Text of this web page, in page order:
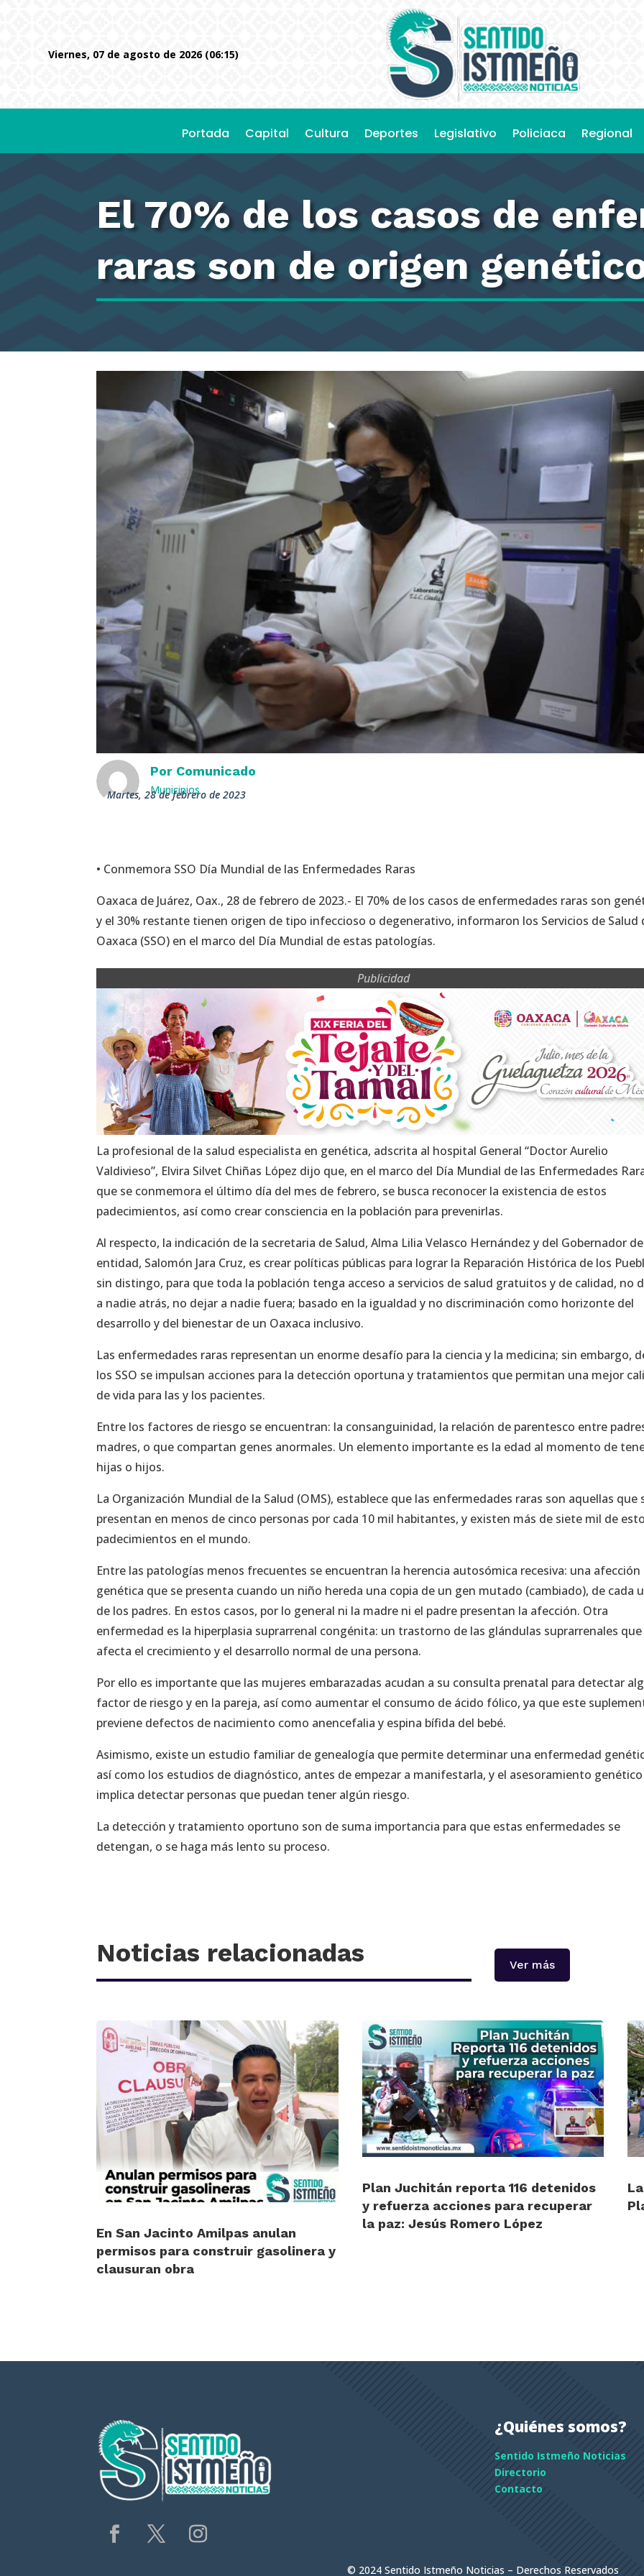
viernes, 07 de agosto de 2026 (06:15)
Portada Capital Cultura Deportes Legislativo Policiaca Regional
El 70% de los casos de
raras son de origen
Por Comunicado
Municipios
martes, 28 de febrero de 2023
• Conmemora SSO Día Mundial de las Enfermedades Raras
Oaxaca de Juárez, Oax., 28 de febrero de 2023.- El 70% de los casos de enfermedades raras son
y el 30% restante tienen origen de tipo infeccioso o degenerativo, informaron los Servicios de Salud
Oaxaca (SSO) en el marco del Día Mundial de estas patologías.
Publicidad
La profesional de la salud especialista en genética, adscrita al hospital General “Doctor Aurelio
Valdivieso”, Elvira Silvet Chiñas López dijo que, en el marco del Día Mundial de las Enfermedades
que se conmemora el último día del mes de febrero, se busca reconocer la existencia de estos
padecimientos, así como crear consciencia en la población para prevenirlas.
Al respecto, la indicación de la secretaria de Salud, Alma Lilia Velasco Hernández y del Gobernador
entidad, Salomón Jara Cruz, es crear políticas públicas para lograr la Reparación Histórica de los
sin distingo, para que toda la población tenga acceso a servicios de salud gratuitos y de calidad, no
a nadie atrás, no dejar a nadie fuera; basado en la igualdad y no discriminación como horizonte del
desarrollo y del bienestar de un Oaxaca inclusivo.
Las enfermedades raras representan un enorme desafío para la ciencia y la medicina; sin embargo,
los SSO se impulsan acciones para la detección oportuna y tratamientos que permitan una mejor
de vida para las y los pacientes.
Entre los factores de riesgo se encuentran: la consanguinidad, la relación de parentesco entre
madres, o que compartan genes anormales. Un elemento importante es la edad al momento de
hijas o hijos.
La Organización Mundial de la Salud (OMS), establece que las enfermedades raras son aquellas que
presentan en menos de cinco personas por cada 10 mil habitantes, y existen más de siete mil de
padecimientos en el mundo.
Entre las patologías menos frecuentes se encuentran la herencia autosómica recesiva: una afección
genética que se presenta cuando un niño hereda una copia de un gen mutado (cambiado), de cada
de los padres. En estos casos, por lo general ni la madre ni el padre presentan la afección. Otra
enfermedad es la hiperplasia suprarrenal congénita: un trastorno de las glándulas suprarrenales que
afecta el crecimiento y el desarrollo normal de una persona.
Por ello es importante que las mujeres embarazadas acudan a su consulta prenatal para detectar
factor de riesgo y en la pareja, así como aumentar el consumo de ácido fólico, ya que este
previene defectos de nacimiento como anencefalia y espina bífida del bebé.
Asimismo, existe un estudio familiar de genealogía que permite determinar una enfermedad
así como los estudios de diagnóstico, antes de empezar a manifestarla, y el asesoramiento
implica detectar personas que puedan tener algún riesgo.
La detección y tratamiento oportuno son de suma importancia para que estas enfermedades se
detengan, o se haga más lento su proceso.
Noticias relacionadas Ver más
En San Jacinto Amilpas anulan
permisos para construir gasolinera y
clausuran obra
Plan Juchitán reporta 116 detenidos
y refuerza acciones para recuperar
la paz: Jesús Romero López
¿Quiénes somos?
Sentido Istmeño Noticias
Directorio
Contacto
© 2024 Sentido Istmeño Noticias – Derechos Reservados